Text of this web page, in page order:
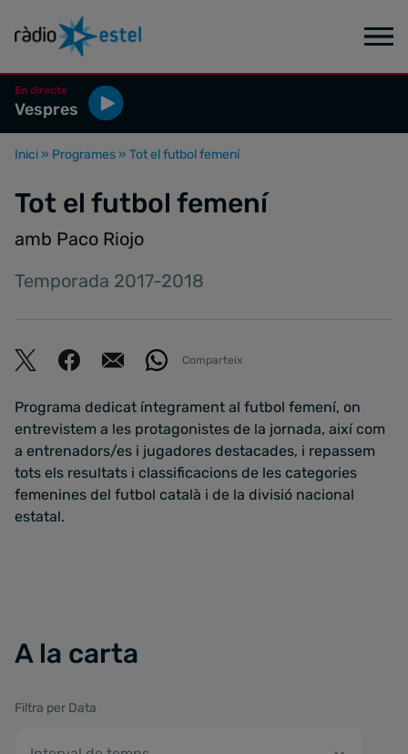
En directe
Vespres
Inici » Programes » Tot el futbol femení
Tot el futbol femení
amb Paco Riojo
Temporada 2017-2018
Comparteix
Programa dedicat íntegrament al futbol femení, on
entrevistem a les protagonistes de la jornada, així com
a entrenadors/es i jugadores destacades, i repassem
tots els resultats i classificacions de les categories
femenines del futbol català i de la divisió nacional
estatal.
A la carta
Filtra per Data